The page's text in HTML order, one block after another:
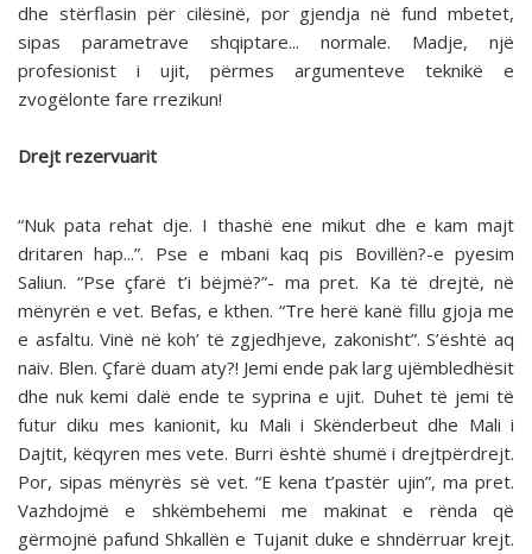
dhe stërflasin për cilësinë, por gjendja në fund mbetet,
sipas parametrave shqiptare... normale. Madje, një
profesionist i ujit, përmes argumenteve teknikë e
zvogëlonte fare rrezikun!
Drejt rezervuarit
“Nuk pata rehat dje. I thashë ene mikut dhe e kam majt
dritaren hap...”. Pse e mbani kaq pis Bovillën?-e pyesim
Saliun. “Pse çfarë t’i bëjmë?”- ma pret. Ka të drejtë, në
mënyrën e vet. Befas, e kthen. “Tre herë kanë fillu gjoja me
e asfaltu. Vinë në koh’ të zgjedhjeve, zakonisht”. S’është aq
naiv. Blen. Çfarë duam aty?! Jemi ende pak larg ujëmbledhësit
dhe nuk kemi dalë ende te syprina e ujit. Duhet të jemi të
futur diku mes kanionit, ku Mali i Skënderbeut dhe Mali i
Dajtit, këqyren mes vete. Burri është shumë i drejtpërdrejt.
Por, sipas mënyrës së vet. “E kena t’pastër ujin”, ma pret.
Vazhdojmë e shkëmbehemi me makinat e rënda që
gërmojnë pafund Shkallën e Tujanit duke e shndërruar krejt.